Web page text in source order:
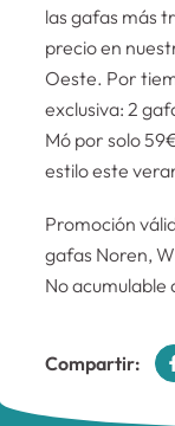
las gafas más
precio en
Oeste. Por
exclusiva: 2
Mó por solo
estilo este
Promoción
gafas Noren,
No
Compartir: